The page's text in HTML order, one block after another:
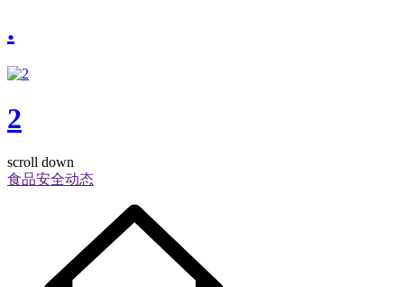
.
2
scroll down
食品安全动态